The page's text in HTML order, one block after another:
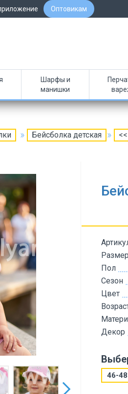
Оптовикам
Шарфы и
манишки
Бейсболка детская
Размер
Пол
Сезон
Цвет
Декор
46-48